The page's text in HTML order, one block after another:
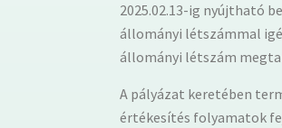
2025.02.13-ig nyújtható
állományi létszámmal
állományi létszám
A pályázat keretében
értékesítés folyamatok